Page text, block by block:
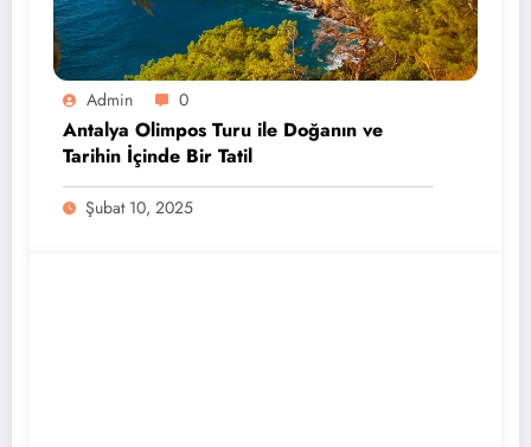
Admin 0
Antalya Olimpos Turu ile Doğanın ve
Tarihin İçinde Bir Tatil
Şubat 10, 2025